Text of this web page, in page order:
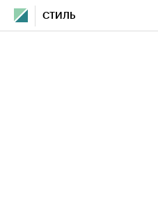
СТИЛЬ